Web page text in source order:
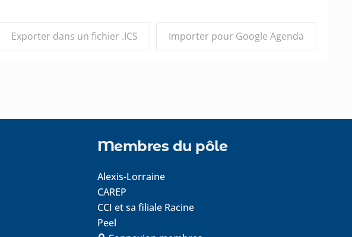
Exporter dans un fichier .ICS Importer pour Google Agenda
Membres du pôle
Alexis-Lorraine
CAREP
CCI et sa filiale Racine
Peel